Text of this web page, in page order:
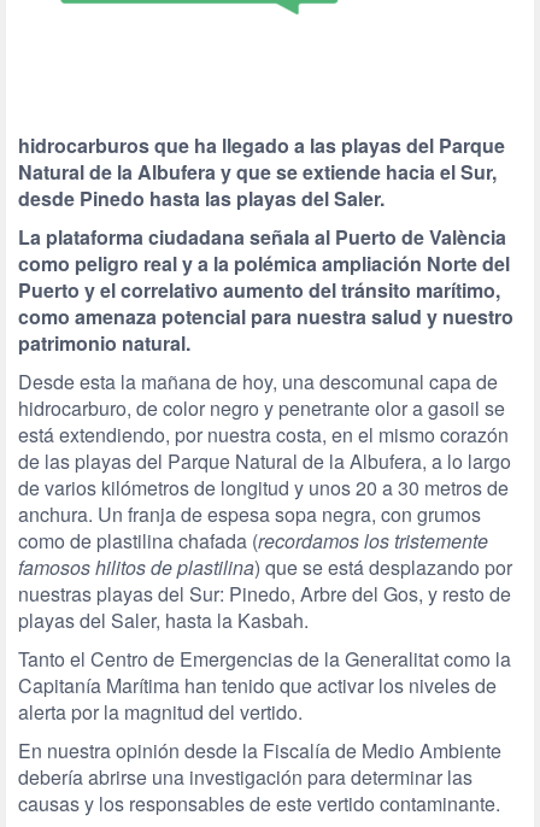
hidrocarburos que ha llegado a las playas del Parque
Natural de la Albufera y que se extiende hacia el Sur,
desde Pinedo hasta las playas del Saler.
La plataforma ciudadana señala al Puerto de València
como peligro real y a la polémica ampliación Norte del
Puerto y el correlativo aumento del tránsito marítimo,
como amenaza potencial para nuestra salud y nuestro
patrimonio natural.
Desde esta la mañana de hoy, una descomunal capa de
hidrocarburo, de color negro y penetrante olor a gasoil se
está extendiendo, por nuestra costa, en el mismo corazón
de las playas del Parque Natural de la Albufera, a lo largo
de varios kilómetros de longitud y unos 20 a 30 metros de
anchura. Un franja de espesa sopa negra, con grumos
como de plastilina chafada (recordamos los tristemente
famosos hilitos de plastilina) que se está desplazando por
nuestras playas del Sur: Pinedo, Arbre del Gos, y resto de
playas del Saler, hasta la Kasbah.
Tanto el Centro de Emergencias de la Generalitat como la
Capitanía Marítima han tenido que activar los niveles de
alerta por la magnitud del vertido.
En nuestra opinión desde la Fiscalía de Medio Ambiente
debería abrirse una investigación para determinar las
causas y los responsables de este vertido contaminante.